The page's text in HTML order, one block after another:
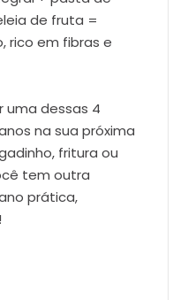
de fruta =
rico em fibras e
uma dessas 4
na sua próxima
fritura ou
tem outra
prática,